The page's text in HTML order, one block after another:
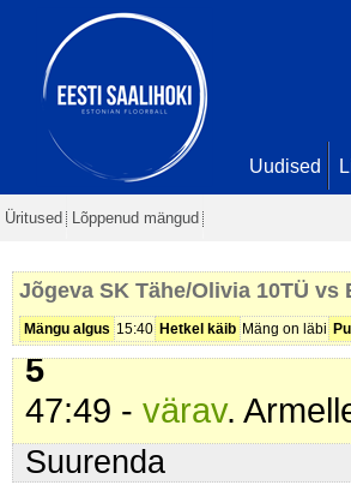
Uudised
Üritused Lõppenud mängud
Jõgeva SK Tähe/Olivia 10TÜ vs
Mängu algus 15:40 Hetkel käib Mäng on läbi
33:04 -
värav
4
33:41 -karistus
Tähe/Olivia 10TÜ).
34:03 -karistus
45:32 -karistus
47:36 -värav. Loore
5
47:49 - värav.
Suurenda